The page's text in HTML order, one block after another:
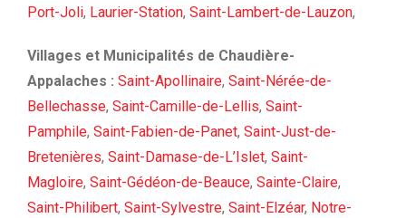
Port-Joli, Laurier-Station, Saint-Lambert-de-Lauzon,
Villages et Municipalités de Chaudière-
Appalaches : Saint-Apollinaire, Saint-Nérée-de-
Bellechasse, Saint-Camille-de-Lellis, Saint-
Pamphile, Saint-Fabien-de-Panet, Saint-Just-de-
Bretenières, Saint-Damase-de-L’Islet, Saint-
Magloire, Saint-Gédéon-de-Beauce, Sainte-Claire,
Saint-Philibert, Saint-Sylvestre, Saint-Elzéar, Notre-